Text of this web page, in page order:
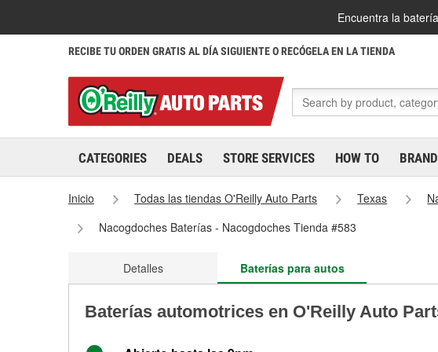
Encuentra la
RECIBE TU ORDEN GRATIS AL DÍA SIGUIENTE O RECÓGELA EN LA TIENDA
CATEGORIES DEALS STORE SERVICES HOW TO
Inicio Todas las tiendas O'Reilly Auto Parts Texas
Nacogdoches Baterías - Nacogdoches Tienda #583
Detalles Baterías para autos
Baterías automotrices en O'Reilly Auto